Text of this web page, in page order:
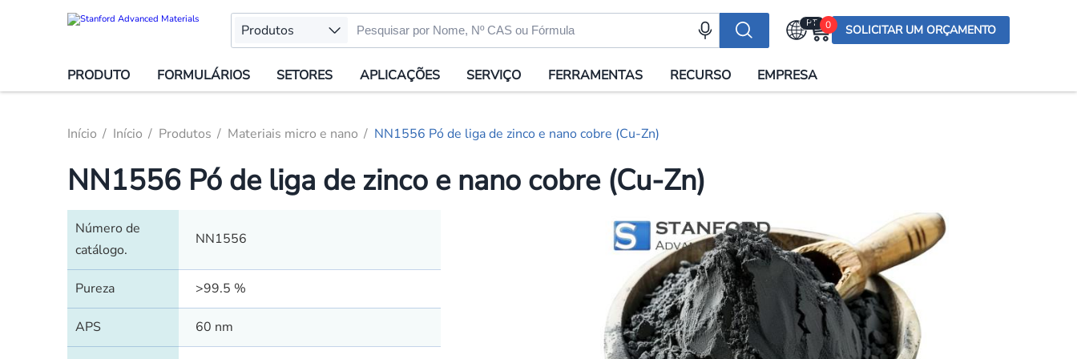
Produtos PT
English (US)
Italiano
日本語
Русский
한국어
Português
العربية
0 SOLICITAR UM ORÇAMENTO
PRODUTO FORMULÁRIOS SETORES APLICAÇÕES SERVIÇO FERRAMENTAS RECURSO EMPRESA
Início Início Produtos Materiais micro e nano NN1556 Pó de liga de zinco e nano cobre (Cu-Zn)
NN1556 Pó de liga de zinco e nano cobre (Cu-Zn)
Número de
catálogo.
NN1556
Pureza >99.5 %
APS 60 nm